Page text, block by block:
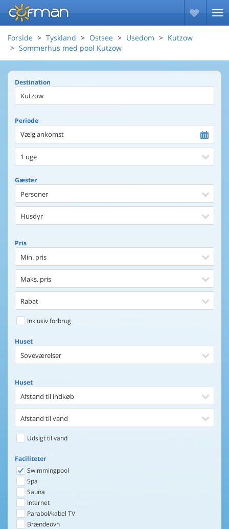
Forside Tyskland Ostsee Usedom
Kutzow
Sommerhus med pool Kutzow
Destination
Periode
Vælg ankomst
1 uge
Gæster
Personer
Husdyr
Pris
Min. pris
Maks. pris
Rabat
Inklusiv forbrug
Huset
Soveværelser
Huset
Afstand til indkøb
Afstand til vand
Udsigt til vand
Faciliteter
Swimmingpool
Spa
Sauna
Internet
Parabol/kabel TV
Brændeovn